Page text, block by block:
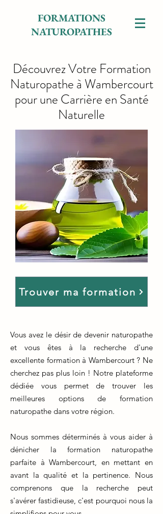
FORMATIONS
NATUROPATHES
Découvrez Votre Formation
Naturopathe à Wambercourt
pour une Carrière en Santé
Naturelle
Trouver ma formation
Vous avez le désir de devenir naturopathe
et vous êtes à la recherche d'une
excellente formation à Wambercourt ? Ne
cherchez pas plus loin ! Notre plateforme
dédiée vous permet de trouver les
meilleures options de formation
naturopathe dans votre région.
Nous sommes déterminés à vous aider à
dénicher la formation naturopathe
parfaite à Wambercourt, en mettant en
avant la qualité et la pertinence. Nous
comprenons que la recherche peut
s'avérer fastidieuse, c'est pourquoi nous la